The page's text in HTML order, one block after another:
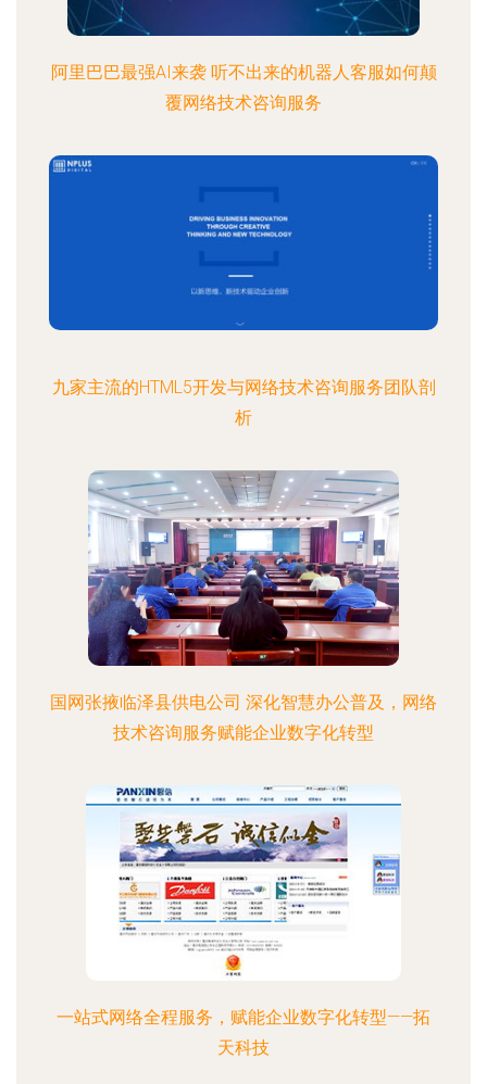
阿里巴巴最强AI来袭 听不出来的机器人客服如何颠
覆网络技术咨询服务
九家主流的HTML5开发与网络技术咨询服务团队剖
析
国网张掖临泽县供电公司 深化智慧办公普及，网络
技术咨询服务赋能企业数字化转型
一站式网络全程服务，赋能企业数字化转型——拓
天科技